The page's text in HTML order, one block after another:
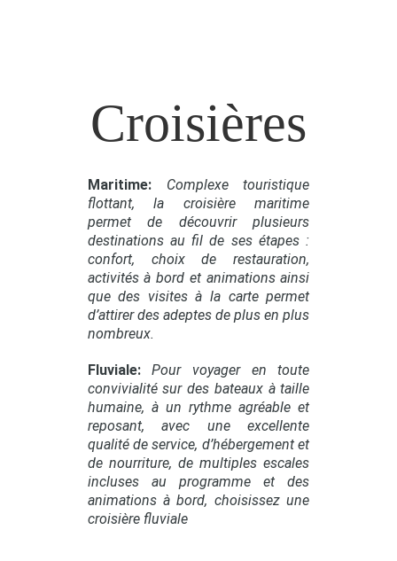
Croisières
Maritime:
Complexe touristique
flottant, la croisière maritime
permet de découvrir plusieurs
destinations au fil de ses étapes :
confort, choix de restauration,
activités à bord et animations ainsi
que des visites à la carte permet
d’attirer des adeptes de plus en plus
nombreux.
Fluviale:
Pour voyager en toute
convivialité sur des bateaux à taille
humaine, à un rythme agréable et
reposant, avec une excellente
qualité de service, d’hébergement et
de nourriture, de multiples escales
incluses au programme et des
animations à bord, choisissez une
croisière fluviale